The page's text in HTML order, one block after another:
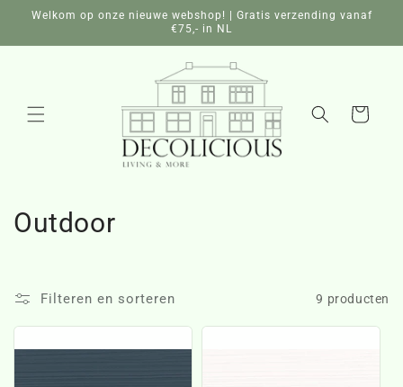
naar de
Welkom op onze nieuwe webshop! | Gratis verzending vanaf
€75,- in NL
Winkelwagen
C
l
l
Outdoor
Filteren en sorteren 9 producten